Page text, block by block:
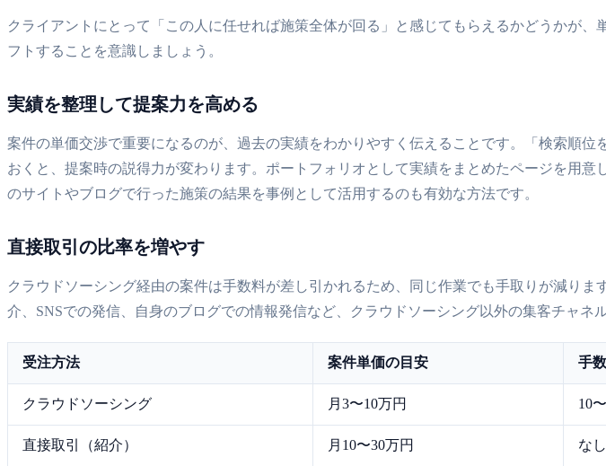
クライアントにとって「この人に任せれば施策全体が回る」と感じてもらえるかどうかが
フトすることを意識しましょう。
実績を整理して提案力を高める
案件の単価交渉で重要になるのが、過去の実績をわかりやすく伝えることです。「検索順
おくと、提案時の説得力が変わります。ポートフォリオとして実績をまとめたページを用
のサイトやブログで行った施策の結果を事例として活用するのも有効な方法です。
直接取引の比率を増やす
クラウドソーシング経由の案件は手数料が差し引かれるため、同じ作業でも手取りが減り
介、SNSでの発信、自身のブログでの情報発信など、クラウドソーシング以外の集客チャネ
受注方法 案件単価の目安 手
クラウドソーシング 月3〜10万円 10
直接取引（紹介） 月10〜30万円 なし